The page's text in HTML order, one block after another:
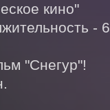
кино"
- 6
"Снегур"!